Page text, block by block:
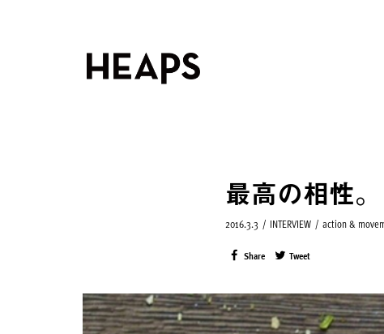
最高の相性
2016.3.3 / INTERVIEW / action &
Share Tweet